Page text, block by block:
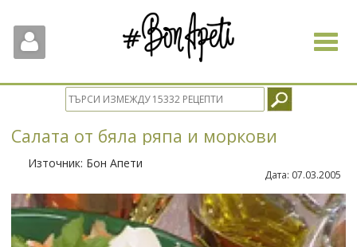
Toggle
Салата от бяла ряпа и моркови
Източник: Бон Апети
Дата: 07.03.2005